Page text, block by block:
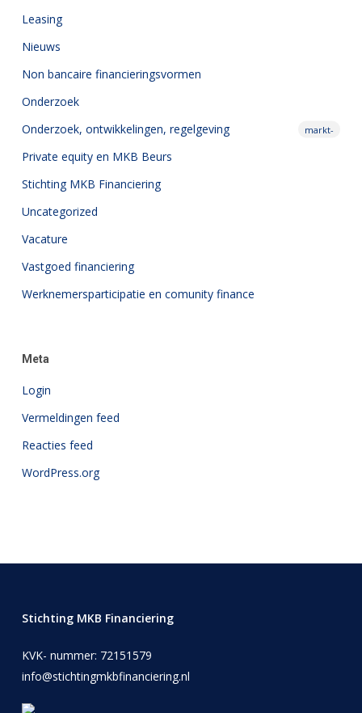
Leasing
Nieuws
Non bancaire financieringsvormen
Onderzoek
Onderzoek,
markt-
ontwikkelingen, regelgeving
Private equity en MKB Beurs
Stichting MKB Financiering
Uncategorized
Vacature
Vastgoed financiering
Werknemersparticipatie en comunity finance
Meta
Login
Vermeldingen feed
Reacties feed
WordPress.org
Stichting MKB Financiering
KVK- nummer: 72151579
info@stichtingmkbfinanciering.nl